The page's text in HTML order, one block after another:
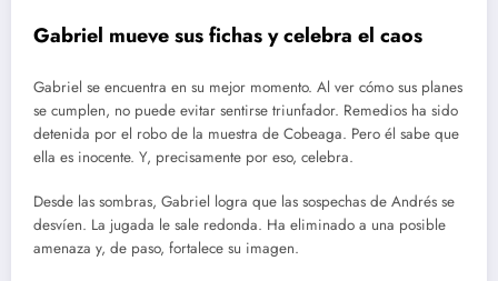
Gabriel mueve sus fichas y celebra el caos
Gabriel se encuentra en su mejor momento. Al ver cómo sus planes
se cumplen, no puede evitar sentirse triunfador. Remedios ha sido
detenida por el robo de la muestra de Cobeaga. Pero él sabe que
ella es inocente. Y, precisamente por eso, celebra.
Desde las sombras, Gabriel logra que las sospechas de Andrés se
desvíen. La jugada le sale redonda. Ha eliminado a una posible
amenaza y, de paso, fortalece su imagen.